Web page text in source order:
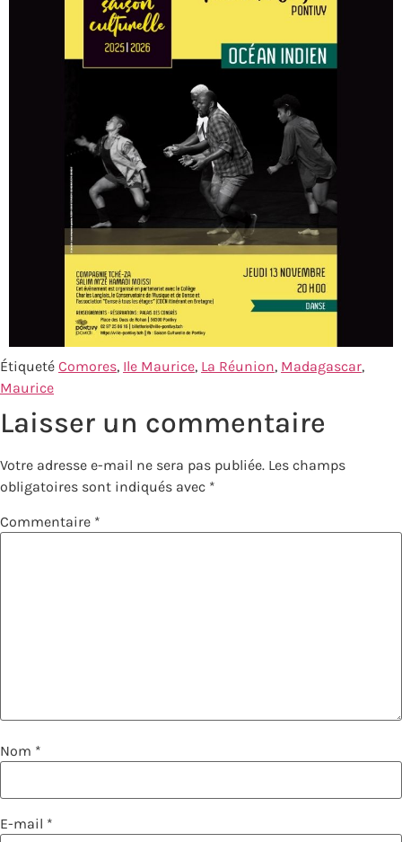
Étiqueté Comores, Ile Maurice, La Réunion, Madagascar,
Maurice
Laisser un commentaire
Votre adresse e-mail ne sera pas publiée. Les champs
obligatoires sont indiqués avec *
Commentaire *
Nom *
E-mail *